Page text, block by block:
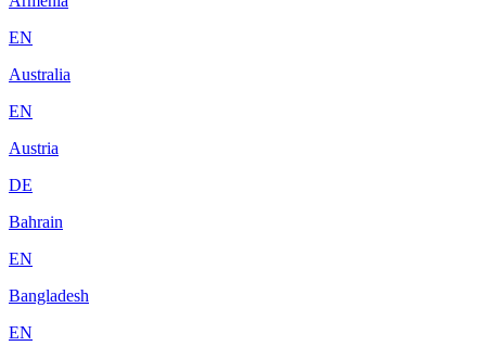
EN
Australia
EN
Austria
DE
Bahrain
EN
Bangladesh
EN